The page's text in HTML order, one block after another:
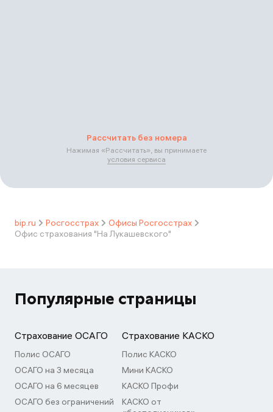
Рассчитать без номера
Нажимая «Рассчитать», вы принимаете
условия сервиса
bip.ru Росгосстрах
Офисы Росгосстрах
Офис страхования "На Лукашевского"
Популярные страницы
Страхование ОСАГО
Полис ОСАГО
ОСАГО на 3 месяца
ОСАГО на 6 месяцев
ОСАГО без ограничений
Страхование КАСКО
Полис КАСКО
Мини КАСКО
КАСКО Профи
КАСКО от